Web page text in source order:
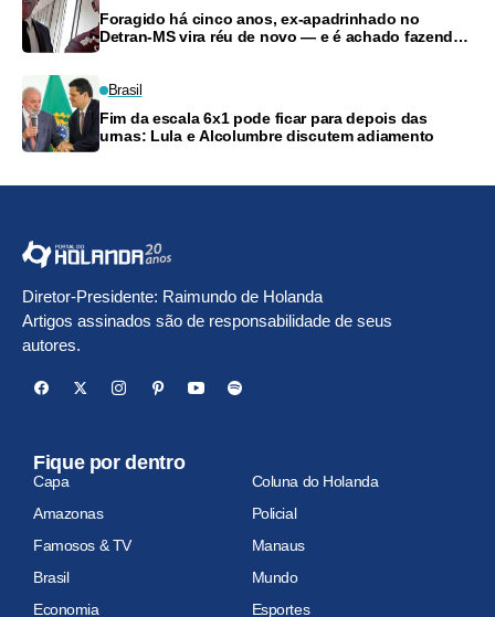
Foragido há cinco anos, ex-apadrinhado no
Detran-MS vira réu de novo — e é achado fazendo
Brasil
Fim da escala 6x1 pode ficar para depois das
urnas: Lula e Alcolumbre discutem adiamento
Diretor-Presidente: Raimundo de Holanda
Artigos assinados são de responsabilidade de seus
autores.
Fique por dentro
Capa
Coluna do Holanda
Amazonas
Policial
Famosos & TV
Manaus
Brasil
Mundo
Economia
Esportes